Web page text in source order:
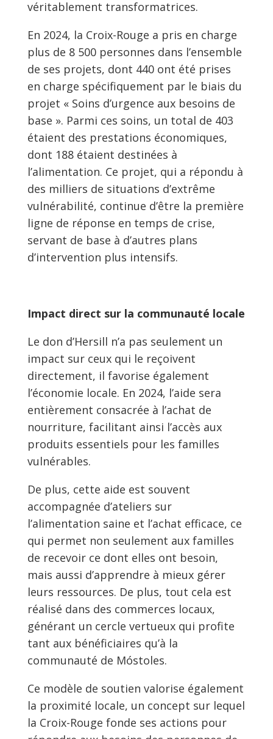
véritablement transformatrices.
En 2024, la Croix-Rouge a pris en charge
plus de 8 500 personnes dans l’ensemble
de ses projets, dont 440 ont été prises
en charge spécifiquement par le biais du
projet « Soins d’urgence aux besoins de
base ». Parmi ces soins, un total de 403
étaient des prestations économiques,
dont 188 étaient destinées à
l’alimentation. Ce projet, qui a répondu à
des milliers de situations d’extrême
vulnérabilité, continue d’être la première
ligne de réponse en temps de crise,
servant de base à d’autres plans
d’intervention plus intensifs.
Impact direct sur la communauté locale
Le don d’Hersill n’a pas seulement un
impact sur ceux qui le reçoivent
directement, il favorise également
l’économie locale. En 2024, l’aide sera
entièrement consacrée à l’achat de
nourriture, facilitant ainsi l’accès aux
produits essentiels pour les familles
vulnérables.
De plus, cette aide est souvent
accompagnée d’ateliers sur
l’alimentation saine et l’achat efficace, ce
qui permet non seulement aux familles
de recevoir ce dont elles ont besoin,
mais aussi d’apprendre à mieux gérer
leurs ressources. De plus, tout cela est
réalisé dans des commerces locaux,
générant un cercle vertueux qui profite
tant aux bénéficiaires qu’à la
communauté de Móstoles.
Ce modèle de soutien valorise également
la proximité locale, un concept sur lequel
la Croix-Rouge fonde ses actions pour